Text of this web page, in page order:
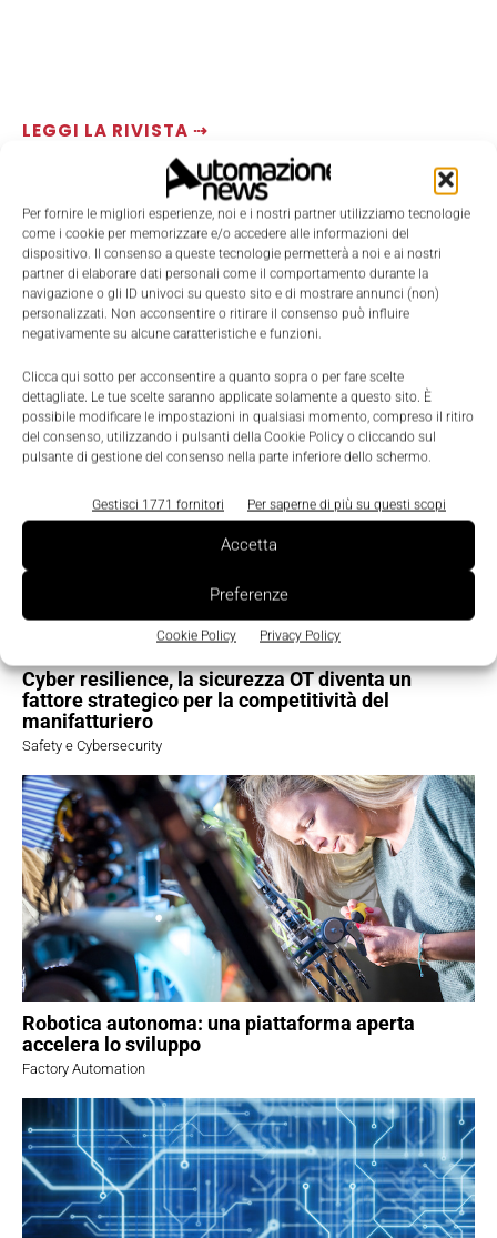
Per fornire le migliori esperienze, noi e i nostri partner utilizziamo tecnologie
come i cookie per memorizzare e/o accedere alle informazioni del
dispositivo. Il consenso a queste tecnologie permetterà a noi e ai nostri
partner di elaborare dati personali come il comportamento durante la
navigazione o gli ID univoci su questo sito e di mostrare annunci (non)
personalizzati. Non acconsentire o ritirare il consenso può influire
negativamente su alcune caratteristiche e funzioni.
Clicca qui sotto per acconsentire a quanto sopra o per fare scelte
dettagliate. Le tue scelte saranno applicate solamente a questo sito. È
possibile modificare le impostazioni in qualsiasi momento, compreso il ritiro
del consenso, utilizzando i pulsanti della Cookie Policy o cliccando sul
pulsante di gestione del consenso nella parte inferiore dello schermo.
Gestisci 1771 fornitori Per saperne di più su questi scopi
Accetta
Preferenze
Cookie Policy Privacy Policy
LEGGI LA RIVISTA ⇢
TI POTREBBERO INTERESSARE ⇢
Cyber resilience, la sicurezza OT diventa un
fattore strategico per la competitività del
manifatturiero
Safety e Cybersecurity
Robotica autonoma: una piattaforma aperta
accelera lo sviluppo
Factory Automation